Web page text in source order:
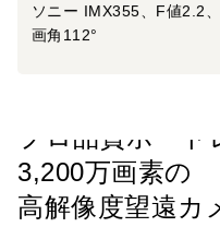
ソニー IMX355、F値2.2、
画角112°
プロ品質ポート
3,200万画素の
高解像度望遠カ